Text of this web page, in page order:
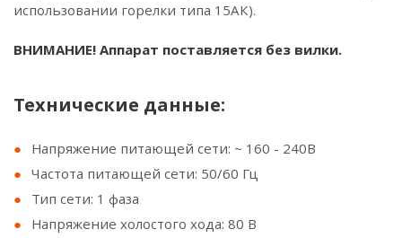
использовании горелки типа 15АК).
ВНИМАНИЕ! Аппарат поставляется без вилки.
Технические данные:
Напряжение питающей сети: ~ 160 - 240В
Частота питающей сети: 50/60 Гц
Тип сети: 1 фаза
Напряжение холостого хода: 80 В